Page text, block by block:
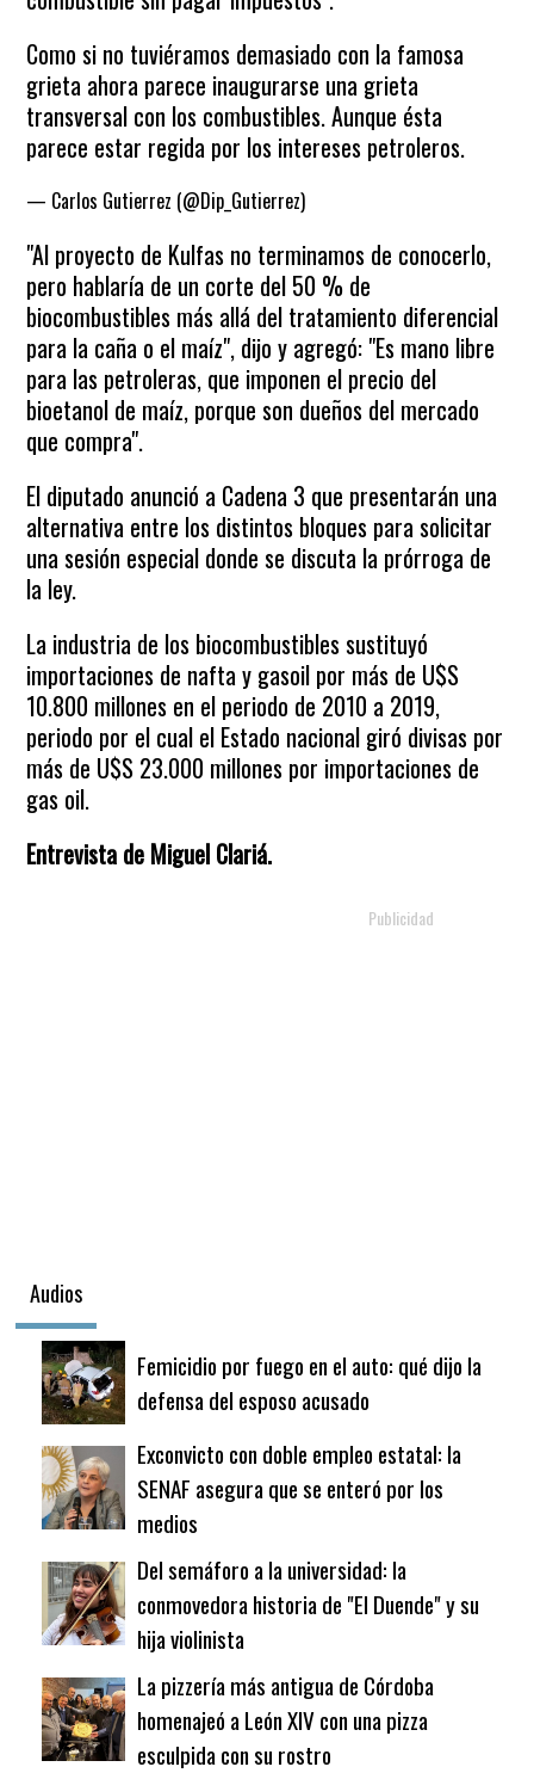
Como si no tuviéramos demasiado con la famosa
grieta ahora parece inaugurarse una grieta
transversal con los combustibles. Aunque ésta
parece estar regida por los intereses petroleros.
— Carlos Gutierrez (@Dip_Gutierrez)
"Al proyecto de Kulfas no terminamos de conocerlo,
pero hablaría de un corte del 50 % de
biocombustibles más allá del tratamiento diferencial
para la caña o el maíz", dijo y agregó: "Es mano libre
para las petroleras, que imponen el precio del
bioetanol de maíz, porque son dueños del mercado
que compra".
El diputado anunció a Cadena 3 que presentarán una
alternativa entre los distintos bloques para solicitar
una sesión especial donde se discuta la prórroga de
la ley.
La industria de los biocombustibles sustituyó
importaciones de nafta y gasoil por más de U$S
10.800 millones en el periodo de 2010 a 2019,
periodo por el cual el Estado nacional giró divisas por
más de U$S 23.000 millones por importaciones de
gas oil.
Entrevista de Miguel Clariá.
Audios
Femicidio por fuego en el auto: qué dijo la
defensa del esposo acusado
Exconvicto con doble empleo estatal: la
SENAF asegura que se enteró por los
medios
Del semáforo a la universidad: la
conmovedora historia de "El Duende" y su
hija violinista
La pizzería más antigua de Córdoba
homenajeó a León XIV con una pizza
esculpida con su rostro